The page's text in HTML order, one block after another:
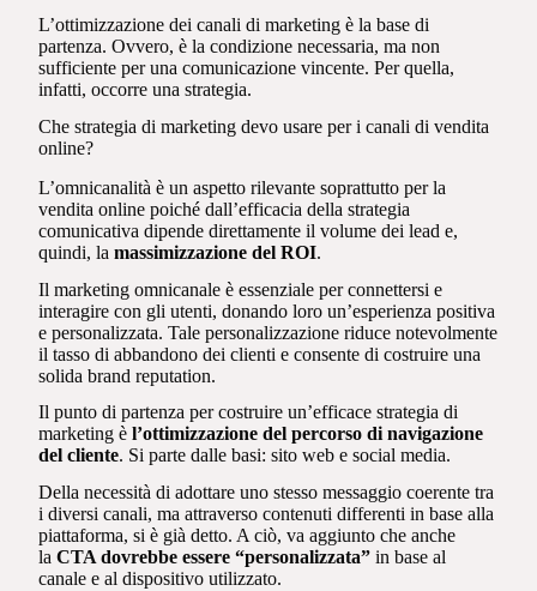
L’ottimizzazione dei canali di marketing è la base di
partenza. Ovvero, è la condizione necessaria, ma non
sufficiente per una comunicazione vincente. Per quella,
infatti, occorre una strategia.
Che strategia di marketing devo usare per i canali di vendita
online?
L’omnicanalità è un aspetto rilevante soprattutto per la
vendita online poiché dall’efficacia della strategia
comunicativa dipende direttamente il volume dei lead e,
quindi, lamassimizzazione del ROI.
Il marketing omnicanale è essenziale per connettersi e
interagire con gli utenti, donando loro un’esperienza positiva
e personalizzata. Tale personalizzazione riduce notevolmente
il tasso di abbandono dei clienti e consente di costruire una
solida brand reputation.
Il punto di partenza per costruire un’efficace strategia di
marketing èl’ottimizzazione del percorso di navigazione
del cliente. Si parte dalle basi: sito web e social media.
Della necessità di adottare uno stesso messaggio coerente tra
i diversi canali, ma attraverso contenuti differenti in base alla
piattaforma, si è già detto. A ciò, va aggiunto che anche
laCTA dovrebbe essere “personalizzata” in base al
canale e al dispositivo utilizzato.